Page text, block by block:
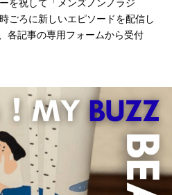
を祝して「メンズノンノラジ
ごろに新しいエピソードを配信し
各記事の専用フォームから受付